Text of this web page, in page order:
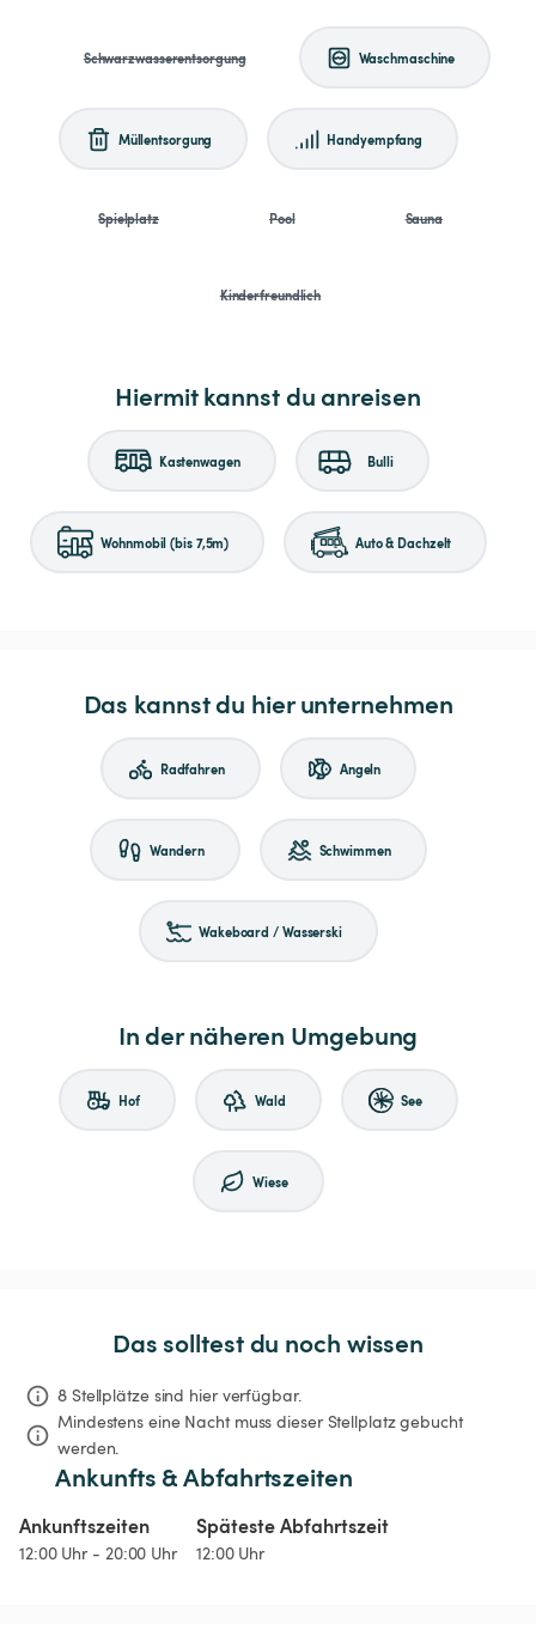
Schwarzwasserentsorgung Waschmaschine
Müllentsorgung Handyempfang
Spielplatz Pool Sauna
Kinderfreundlich
Hiermit kannst du anreisen
Kastenwagen Bulli
Wohnmobil (bis 7,5m) Auto & Dachzelt
Das kannst du hier unternehmen
Radfahren Angeln
Wandern Schwimmen
Wakeboard / Wasserski
In der näheren Umgebung
Hof Wald See
Wiese
Das solltest du noch wissen
8 Stellplätze sind hier verfügbar.
Mindestens eine Nacht muss dieser Stellplatz gebucht
werden.
Ankunfts & Abfahrtszeiten
Ankunftszeiten
12:00 Uhr - 20:00 Uhr
Späteste Abfahrtszeit
12:00 Uhr